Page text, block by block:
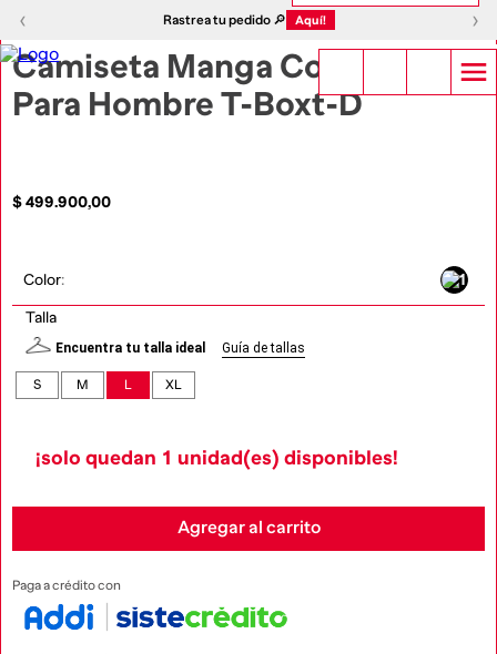
‹ Rastrea tu pedido 🔎 Aquí! ›
‹ ›
Camiseta Manga Corta
Para Hombre T-Boxt-D
$499.900,00
Color:
Talla
Encuentra tu talla ideal Guía de tallas
S M L XL
¡solo quedan 1 unidad(es) disponibles!
Agregar al carrito
Paga a crédito con